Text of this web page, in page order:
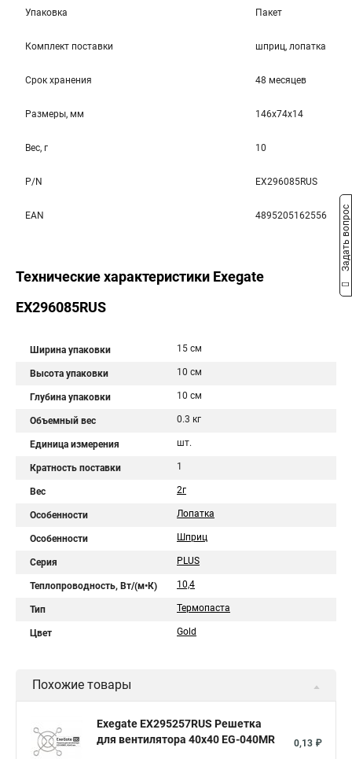
Упаковка Пакет
Комплект поставки шприц, лопатка
Срок хранения 48 месяцев
Размеры, мм 146x74x14
Вес, г 10
P/N EX296085RUS
EAN 4895205162556
Технические характеристики Exegate
EX296085RUS
Ширина упаковки 15 см
Высота упаковки 10 см
Глубина упаковки 10 см
Объемный вес 0.3 кг
Единица измерения шт.
Кратность поставки 1
Вес 2г
Особенности Лопатка
Особенности Шприц
Серия PLUS
Теплопроводность, Вт/(м•К) 10,4
Тип Термопаста
Цвет Gold
Похожие товары
Exegate EX295257RUS Решетка
для вентилятора 40x40 EG-040MR
0,13 ₽
Задать вопрос